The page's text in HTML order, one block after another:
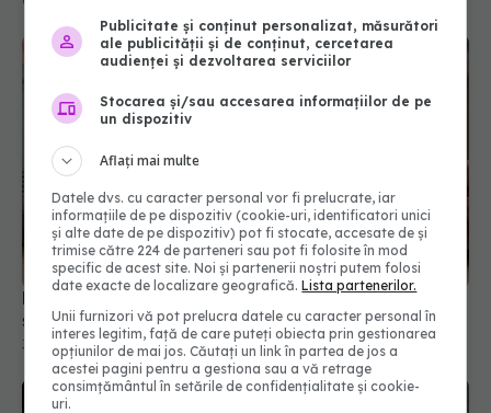
Detaliul important despre tensiune. Ce trebuie să
știi dacă îți verifici tensiunea acasă
30 mar 2026, 11:07
Publicitate și conținut personalizat, măsurători
ale publicității și de conținut, cercetarea
audienței și dezvoltarea serviciilor
Stocarea și/sau accesarea informațiilor de pe
un dispozitiv
Aflați mai multe
Datele dvs. cu caracter personal vor fi prelucrate, iar
informațiile de pe dispozitiv (cookie-uri, identificatori unici
și alte date de pe dispozitiv) pot fi stocate, accesate de și
trimise către 224 de parteneri sau pot fi folosite în mod
specific de acest site. Noi și partenerii noștri putem folosi
date exacte de localizare geografică.Lista partenerilor.
Unii furnizori vă pot prelucra datele cu caracter personal în
interes legitim, față de care puteți obiecta prin gestionarea
opțiunilor de mai jos. Căutați un link în partea de jos a
acestei pagini pentru a gestiona sau a vă retrage
consimțământul în setările de confidențialitate și cookie-
uri.